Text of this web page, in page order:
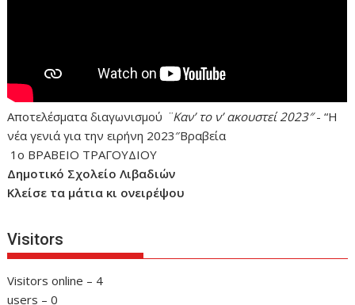
Αποτελέσματα διαγωνισμού ¨Καν’ το ν’ ακουστεί 2023″- “Η
νέα γενιά για την ειρήνη 2023″Βραβεία
1ο ΒΡΑΒΕΙΟ ΤΡΑΓΟΥΔΙΟΥ
Δημοτικό Σχολείο Λιβαδιών
Κλείσε τα μάτια κι ονειρέψου
Visitors
Visitors online – 4
users – 0